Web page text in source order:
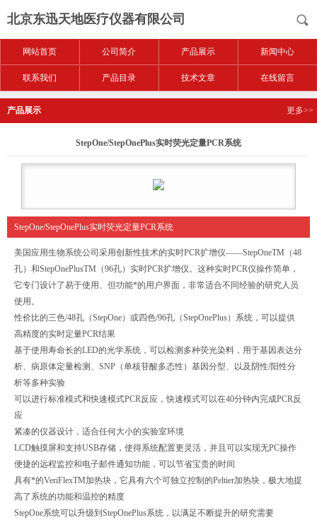
北京东迅天地医疗仪器有限公司
网站首页 公司简介 产品展示 新闻中心
联系我们 产品目录 技术文章 在线留言
产品展示 更多>>
StepOne/StepOnePlus实时荧光定量PCR系统
StepOne/StepOnePlus实时荧光定量PCR系统
美国应用生物系统公司采用创新性技术的实时PCR扩增仪——StepOneTM（48
孔）和StepOnePlusTM（96孔）实时PCR扩增仪。这种实时PCR仪操作简单，
它专门设计了易于使用、但功能*的用户界面，非常适合不同经验的研究人员
使用。
性价比的三色/48孔（StepOne）或四色/96孔（StepOnePlus）系统，可以提供
高精度的实时定量PCR结果
基于使用寿命长的LED的光学系统，可以检测多种荧光染料，用于基因表达分
析、病原体定量检测、SNP（单核苷酸多态性）基因分型、以及阴性/阳性分
析等多种实验
可以进行标准模式和快速模式PCR反应，快速模式可以在40分钟内完成PCR反
应
紧凑的仪器设计，适合任何大小的实验室环境
LCD触摸屏和支持USB存储，使得系统配置更灵活，并且可以实现无PC操作
便捷的远程监控和电子邮件通知功能，可以节省宝贵的时间
具有*的VeriFlexTM加热块，它具有六个可独立控制的Peltier加热块，极大地提
高了系统的功能和温控的精度
StepOne系统可以升级到StepOnePlus系统，以满足不断提升的研究需要